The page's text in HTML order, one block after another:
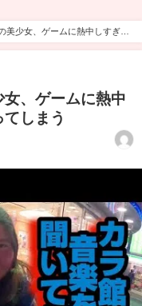
美少女、ゲームに熱中しすぎて
女、ゲームに熱中
しまう